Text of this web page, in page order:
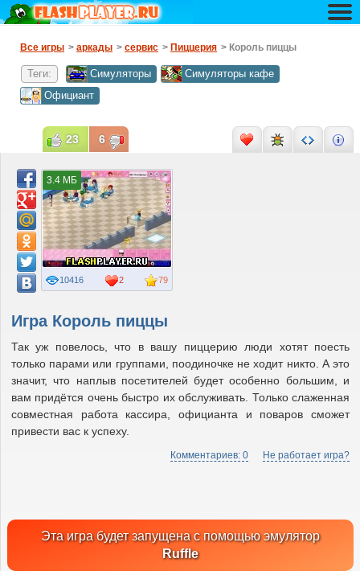
Все игры > аркады > сервис > Пиццерия > Король пиццы
Теги: Симуляторы
Симуляторы кафе
Официант
Игра Король пиццы
Так уж повелось, что в вашу пиццерию люди хотят поесть
только парами или группами, поодиночке не ходит никто. А это
значит, что наплыв посетителей будет особенно большим, и
вам придётся очень быстро их обслуживать. Только слаженная
совместная работа кассира, официанта и поваров сможет
привести вас к успеху.
Комментариев: 0 Не работает игра?
Эта игра будет запущена с помощью эмулятор
Ruffle
79
10416 2
3.4 МБ
23 6